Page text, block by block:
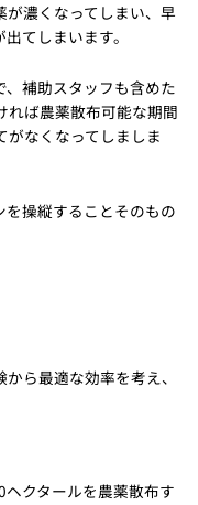
濃くなってしまい、早
てしまいます。
、補助スタッフも含めた
れば農薬散布可能な期間
なくなってしましま
を操縦することそのもの
ら最適な効率を考え、
クタールを農薬散布す